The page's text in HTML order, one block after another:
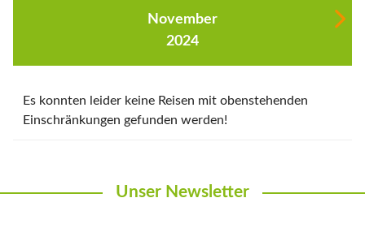
November
2024
Es konnten leider keine Reisen mit obenstehenden
Einschränkungen gefunden werden!
Unser Newsletter